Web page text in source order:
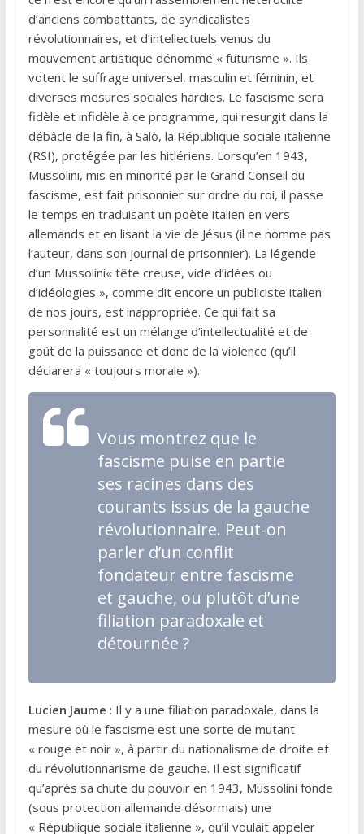
d’anciens combattants, de syndicalistes
révolutionnaires, et d’intellectuels venus du
mouvement artistique dénommé « futurisme ». Ils
votent le suffrage universel, masculin et féminin, et
diverses mesures sociales hardies. Le fascisme sera
fidèle et infidèle à ce programme, qui resurgit dans la
débâcle de la fin, à Salò, la République sociale italienne
(RSI), protégée par les hitlériens. Lorsqu’en 1943,
Mussolini, mis en minorité par le Grand Conseil du
fascisme, est fait prisonnier sur ordre du roi, il passe
le temps en traduisant un poète italien en vers
allemands et en lisant la vie de Jésus (il ne nomme pas
l’auteur, dans son journal de prisonnier). La légende
d’un Mussolini« tête creuse, vide d’idées ou
d’idéologies », comme dit encore un publiciste italien
de nos jours, est inappropriée. Ce qui fait sa
personnalité est un mélange d’intellectualité et de
goût de la puissance et donc de la violence (qu’il
déclarera « toujours morale »).
Vous montrez que le
fascisme puise en partie
ses racines dans des
courants issus de la gauche
révolutionnaire. Peut-on
parler d’un conflit
fondateur entre fascisme
et gauche, ou plutôt d’une
filiation paradoxale et
détournée ?
Lucien Jaume : Il y a une filiation paradoxale, dans la
mesure où le fascisme est une sorte de mutant
« rouge et noir », à partir du nationalisme de droite et
du révolutionnarisme de gauche. Il est significatif
qu’après sa chute du pouvoir en 1943, Mussolini fonde
(sous protection allemande désormais) une
« République sociale italienne », qu’il voulait appeler